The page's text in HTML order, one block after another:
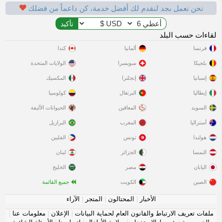
نحن نعمل بجد لنقدم لك أفضل خدمة، كن داعماً من فضلك
لقاءات حسب البلد
فرنسا
بلجيكا
إسبانيا
إيطاليا
السويد
ألمانيا
سويسرا
إنجلترا
البرتغال
المعاقين
كندا
الولايات المتحدة
المكسيك
كولومبيا
الحيوانات الأليفة
أستراليا
هولندا
النمسا
اليابان
الصين
المغرب
تونس
الجزائر
مصر
الكويت
البرازيل
الفلبين
لبنان
الخليج
جميع القائمة
الأخبار المحتالون المتجر
الآراء
ملفات تعريف الارتباط والقانون العام لحماية البيانات
الإعلان معلومات عنا